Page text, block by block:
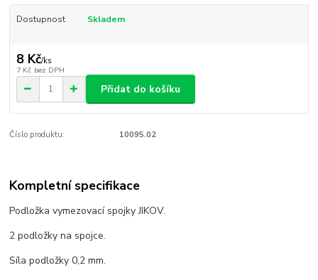
Dostupnost Skladem
8 Kč/ks
7 Kč bez DPH
Přidat do košíku
Číslo produktu: 10095.02
Kompletní specifikace
Podložka vymezovací spojky JIKOV.
2 podložky na spojce.
Síla podložky 0,2 mm.